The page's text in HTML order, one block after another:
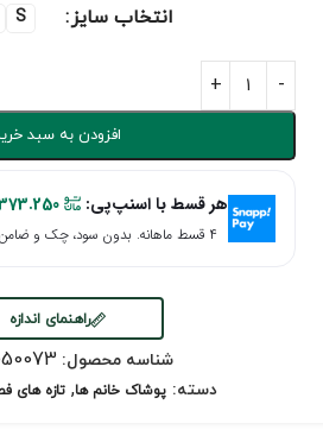
انتخاب سایز S
افزودن به سبد
هر قسط با اسنپ‌پی:
۴ قسط ماهانه. بدون سود، چک و ضامن.
راهنمای اندازه
شناسه محصول:
دسته: پوشاک خانم ها, تازه های